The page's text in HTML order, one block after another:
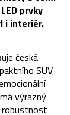
prvky
i interiér.
česká
SUV
výrazný
robustnost